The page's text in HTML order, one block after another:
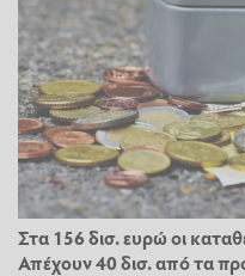
Στα 156 δισ. ευρώ οι
Απέχουν 40 δισ. από τα